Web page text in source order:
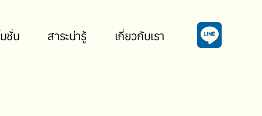
ชั่น สาระน่ารู้ เกี่ยวกับเรา